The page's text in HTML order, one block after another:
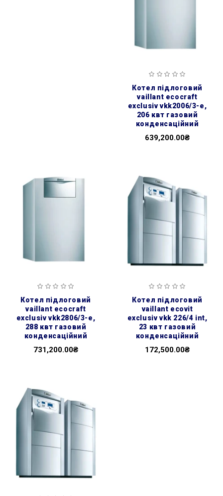
котел підлоговий
vaillant ecocraft
exclusiv vkk2006/3-e,
206 квт газовий
конденсаційний
639,200.00₴
котел підлоговий
vaillant ecocraft
exclusiv vkk2806/3-e,
288 квт газовий
конденсаційний
731,200.00₴
котел підлоговий
vaillant ecovit
exclusiv vkk 226/4 int,
23 квт газовий
конденсаційний
172,500.00₴